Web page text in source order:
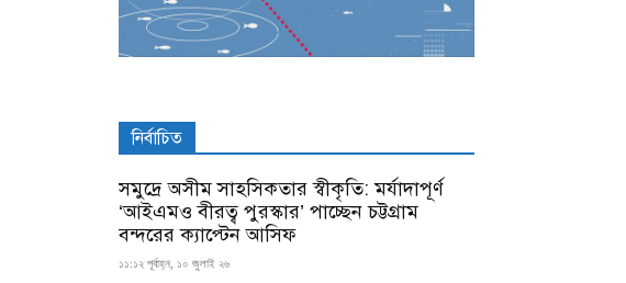
নির্বাচিত
সমুদ্রে অসীম সাহসিকতার স্বীকৃতি: মর্যাদাপূর্ণ
‘আইএমও বীরত্ব পুরস্কার’ পাচ্ছেন চট্টগ্রাম
বন্দরের ক্যাপ্টেন আসিফ
১১:১২ পূর্বাহ্ন, ১০ জুলাই ২৬